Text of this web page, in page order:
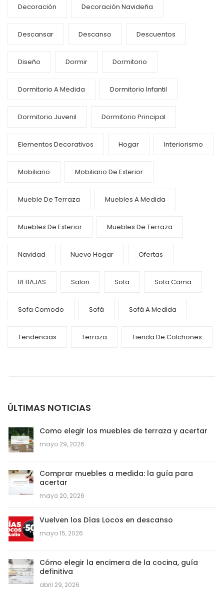
Decoración Decoración Navideña
Descansar Descanso Descuentos
Diseño Dormir Dormitorio
Dormitorio A Medida Dormitorio Infantil
Dormitorio Juvenil Dormitorio Principal
Elementos Decorativos Hogar Interiorismo
Mobiliario Mobiliario De Exterior
Mueble De Terraza Muebles A Medida
Muebles De Exterior Muebles De Terraza
Navidad Nuevo Hogar Ofertas
REBAJAS Salon Sofa Sofa Cama
Sofa Comodo Sofá Sofá A Medida
Tendencias Terraza Tienda De Colchones
ÚLTIMAS NOTICIAS
Como elegir los muebles de terraza y acertar
mayo 29, 2026
Comprar muebles a medida: la guía para
acertar
mayo 20, 2026
Vuelven los Días Locos en descanso
mayo 15, 2026
Cómo elegir la encimera de la cocina, guía
definitiva
abril 29, 2026